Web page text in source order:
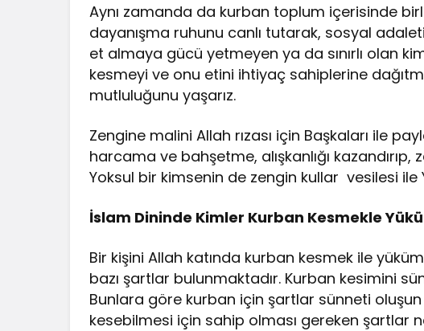
Aynı zamanda da kurban toplum içerisinde
dayanışma ruhunu canlı tutarak, sosyal
et almaya gücü yetmeyen ya da sınırlı olan
kesmeyi ve onu etini ihtiyaç sahiplerine
mutluluğunu yaşarız.
Zengine malini Allah rızası için Başkaları ile
harcama ve bahşetme, alışkanlığı kazandırıp,
Yoksul bir kimsenin de zengin kullar vesilesi
İslam Dininde Kimler Kurban Kesmekle
Bir kişini Allah katında kurban kesmek ile
bazı şartlar bulunmaktadır. Kurban kesimini
Bunlara göre kurban için şartlar sünneti oluşun
kesebilmesi için sahip olması gereken şartlar